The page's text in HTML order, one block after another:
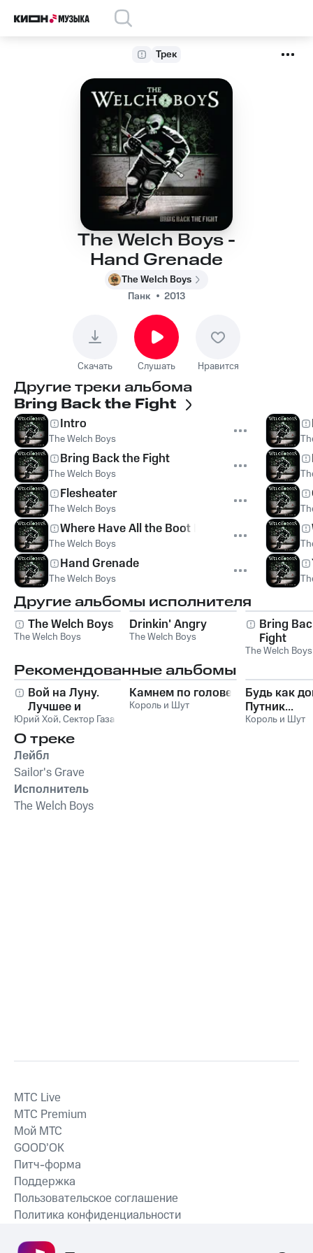
Трек
The Welch Boys -
Hand Grenade
The Welch Boys
Панк
2013
Скачать Слушать Нравится
Другие треки альбома
Bring Back the Fight
Intro
The Welch Boys
Bring Back the Fight
The Welch Boys
Flesheater
The Welch Boys
Where Have All the Boot Boys Gone?
The Welch Boys
Hand Grenade
The Welch Boys
Другие альбомы исполнителя
The Welch Boys
The Welch Boys
Drinkin' Angry
The Welch Boys
Bring
Fight
The Welch Boys
Рекомендованные альбомы
Вой на Луну.
Лучшее и
неизданное
Юрий Хой,Сектор Газа
Камнем по голове
Король и Шут
Будь как
Путник...
Король и Шут
О треке
Лейбл
Sailor's Grave
Исполнитель
The Welch Boys
MTС Live
MTС Premium
Мой МТС
GOOD’OK
Питч-форма
Поддержка
Пользовательское соглашение
Политика конфиденциальности